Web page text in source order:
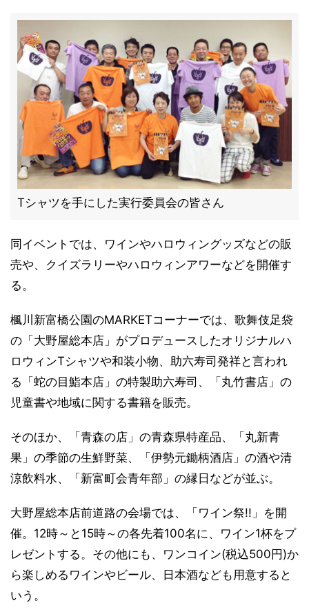
Tシャツを手にした実行委員会の皆さん
同イベントでは、ワインやハロウィングッズなどの販
売や、クイズラリーやハロウィンアワーなどを開催す
る。
楓川新富橋公園のMARKETコーナーでは、歌舞伎足袋
の「大野屋総本店」がプロデュースしたオリジナルハ
ロウィンTシャツや和装小物、助六寿司発祥と言われ
る「蛇の目鮨本店」の特製助六寿司、「丸竹書店」の
児童書や地域に関する書籍を販売。
そのほか、「青森の店」の青森県特産品、「丸新青
果」の季節の生鮮野菜、「伊勢元鋤柄酒店」の酒や清
涼飲料水、「新富町会青年部」の縁日などが並ぶ。
大野屋総本店前道路の会場では、「ワイン祭!!」を開
催。12時～と15時～の各先着100名に、ワイン1杯をプ
レゼントする。その他にも、ワンコイン(税込500円)か
ら楽しめるワインやビール、日本酒なども用意すると
いう。